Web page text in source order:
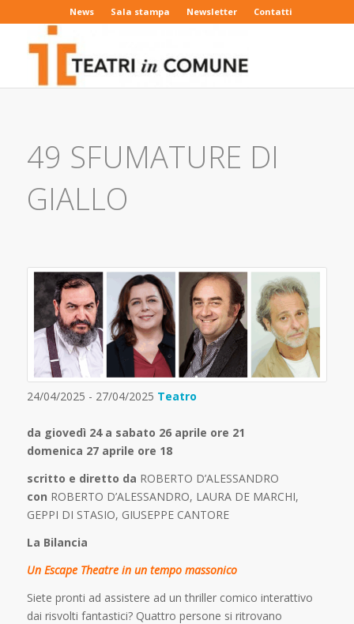
News Sala stampa Newsletter Contatti
49 SFUMATURE DI
GIALLO
24/04/2025 - 27/04/2025 Teatro
da giovedì 24 a sabato 26 aprile ore 21
domenica 27 aprile ore 18
scritto e diretto da ROBERTO D’ALESSANDRO
con ROBERTO D’ALESSANDRO, LAURA DE MARCHI,
GEPPI DI STASIO, GIUSEPPE CANTORE
La Bilancia
Un Escape Theatre in un tempo massonico
Siete pronti ad assistere ad un thriller comico interattivo
dai risvolti fantastici? Quattro persone si ritrovano